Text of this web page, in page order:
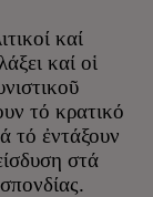
καί
καί οἱ
τό κρατικό
τό ἐντάξουν
στά